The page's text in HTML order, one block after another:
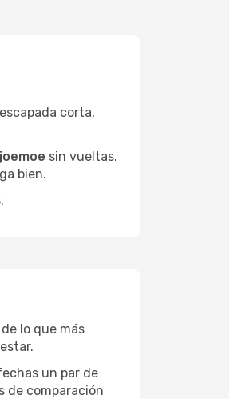
corta,
sin vueltas.
bien.
lo que más
un par de
de comparación